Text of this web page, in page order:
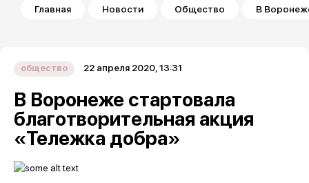
Строка навигации
Главная Новости Общество В
общество 22 апреля 2020, 13:31
В Воронеже стартовала
благотворительная акция
«Тележка добра»